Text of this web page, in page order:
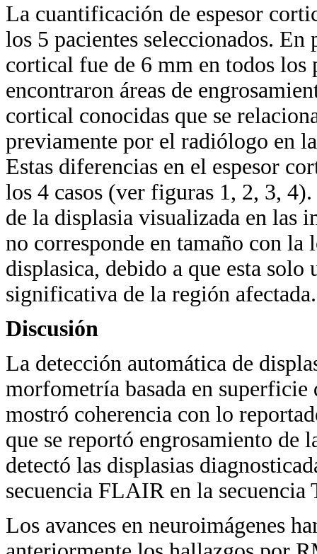
La cuantificación de espesor
los 5 pacientes seleccionados.
cortical fue de 6 mm en todos los
encontraron áreas de
cortical conocidas que se
previamente por el radiólogo en
Estas diferencias en el espesor
los 4 casos (ver figuras 1, 2, 3,
de la displasia visualizada en las
no corresponde en tamaño con
displasica, debido a que esta
significativa de la región afectada.
Discusión
La detección automática de
morfometría basada en superficie
mostró coherencia con lo
que se reportó engrosamiento
detectó las displasias
secuencia FLAIR en la secuencia
Los avances en neuroimágenes